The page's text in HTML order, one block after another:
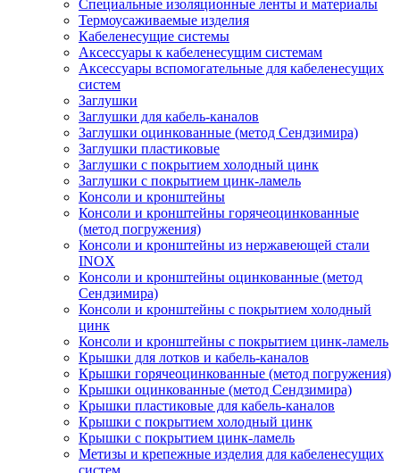
Специальные изоляционные ленты и материалы
Термоусаживаемые изделия
Кабеленесущие системы
Аксессуары к кабеленесущим системам
Аксессуары вспомогательные для кабеленесущих
систем
Заглушки
Заглушки для кабель-каналов
Заглушки оцинкованные (метод Сендзимира)
Заглушки пластиковые
Заглушки с покрытием холодный цинк
Заглушки с покрытием цинк-ламель
Консоли и кронштейны
Консоли и кронштейны горячеоцинкованные
(метод погружения)
Консоли и кронштейны из нержавеющей стали
INOX
Консоли и кронштейны оцинкованные (метод
Сендзимира)
Консоли и кронштейны с покрытием холодный
цинк
Консоли и кронштейны с покрытием цинк-ламель
Крышки для лотков и кабель-каналов
Крышки горячеоцинкованные (метод погружения)
Крышки оцинкованные (метод Сендзимира)
Крышки пластиковые для кабель-каналов
Крышки с покрытием холодный цинк
Крышки с покрытием цинк-ламель
Метизы и крепежные изделия для кабеленесущих
систем